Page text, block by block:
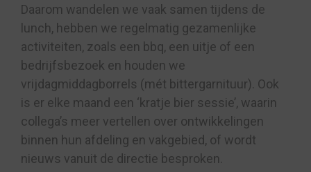
Daarom wandelen we vaak samen tijdens de
lunch, hebben we regelmatig gezamenlijke
activiteiten, zoals een bbq, een uitje of een
bedrijfsbezoek en houden we
vrijdagmiddagborrels (mét bittergarnituur). Ook
is er elke maand een ‘kratje bier sessie’, waarin
collega’s meer vertellen over ontwikkelingen
binnen hun afdeling en vakgebied, of wordt
nieuws vanuit de directie besproken.